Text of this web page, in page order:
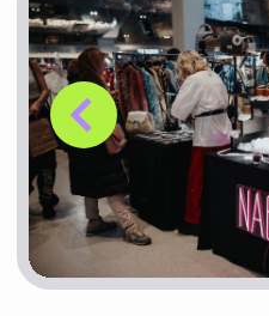
Музыка, шахматы,
благотворительность
Mos.ru
21 июня 2026